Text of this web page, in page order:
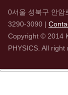
0서울 성북구 안암
3290-3090 |
Copyright © 2014
PHYSICS. All right